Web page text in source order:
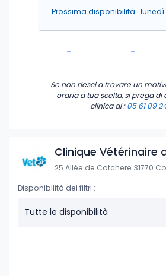
- -
Prossima disponibilità : lunedì
Se non riesci a trovare un
oraria a tua scelta, si prega di
clinica al :05 61 09
Clinique Vétérinaire
25 Allée de Catchere 31770
Disponibilità dei filtri :
Tutte le disponibilità